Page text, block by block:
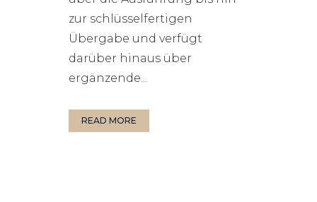
zur schlüsselfertigen
Übergabe und verfügt
darüber hinaus über
ergänzende...
READ MORE